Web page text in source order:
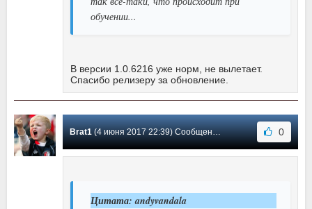
обучении...
В версии 1.0.6216 уже норм, не вылетает.
Спасибо релизеру за обновление.
Brat1(4 июня 2017 22:39) Сообщение #55 0
Цитата: andyvandala